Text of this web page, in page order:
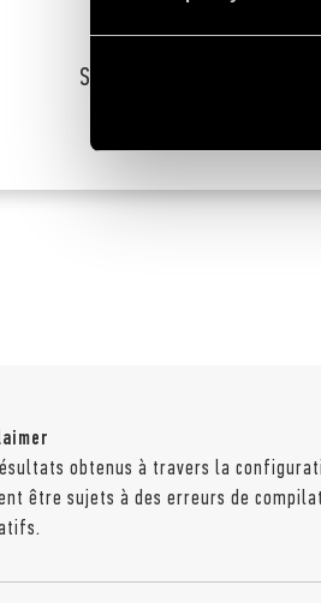
Serrures et prises
obtenus à travers la
être sujets à des erreurs de